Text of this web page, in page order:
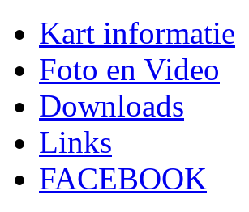
Kart informatie
Foto en Video
Downloads
Links
FACEBOOK